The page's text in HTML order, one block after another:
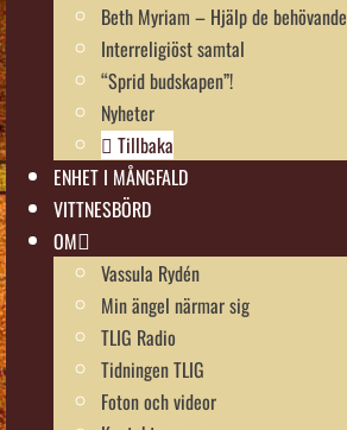
Beth Myriam – Hjälp de behövande
Interreligiöst samtal
“Sprid budskapen”!
Nyheter
Tillbaka
ENHET I MÅNGFALD
VITTNESBÖRD
OM
Vassula Rydén
Min ängel närmar sig
TLIG Radio
Tidningen TLIG
Foton och videor